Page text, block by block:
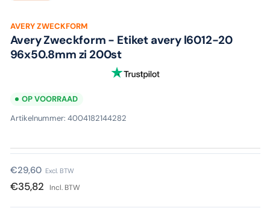
galerijweergave
AVERY ZWECKFORM
Avery Zweckform - Etiket avery l6012-20
96x50.8mm zi 200st
OP VOORRAAD
Artikelnummer: 4004182144282
Normale
prijs
€29,60 Excl. BTW
€35,82 Incl. BTW